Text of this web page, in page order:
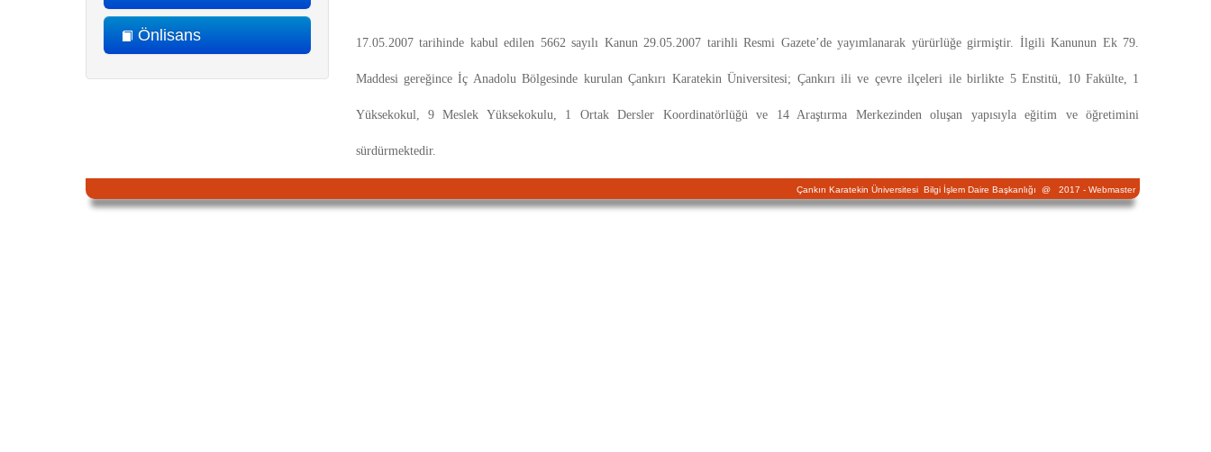
Önlisans 17.05.2007 tarihinde kabul edilen 5662 sayılı Kanun 29.05.2007 tarihli Resmi Gazete’de yayımlanarak yürürlüğe girmiştir. İlgili Kanunun Ek 79.
Maddesi gereğince İç Anadolu Bölgesinde kurulan Çankırı Karatekin Üniversitesi; Çankırı ili ve çevre ilçeleri ile birlikte 5 Enstitü, 10 Fakülte, 1
Yüksekokul, 9 Meslek Yüksekokulu, 1 Ortak Dersler Koordinatörlüğü ve 14 Araştırma Merkezinden oluşan yapısıyla eğitim ve öğretimini
sürdürmektedir.
Çankırı Karatekin Üniversitesi Bilgi İşlem Daire Başkanlığı @ 2017 - Webmaster